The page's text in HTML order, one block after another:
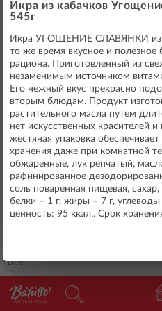
Всё
Калининград
Икра из кабачков
545г
Икра УГОЩЕНИЕ СЛАВЯНКИ из
то же время вкусное и
рациона. Приготовленный из
незаменимым источником
Его нежный вкус прекрасно
вторым блюдам. Продукт
растительного масла путем
нет искусственных красителей и
жестяная упаковка
хранения даже при комнатной
обжаренные, лук репчатый,
рафинированное
соль поваренная пищевая,
белки – 1 г, жиры – 7 г, углеводы
ценность: 95 ккал.. Срок